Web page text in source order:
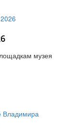
музея